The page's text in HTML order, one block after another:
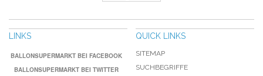
LINKS
BALLONSUPERMARKT BEI FACEBOOK
BALLONSUPERMARKT BEI TWITTER
QUICK LINKS
SITEMAP
SUCHBEGRIFFE